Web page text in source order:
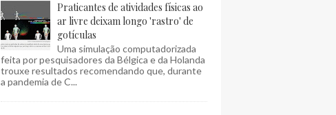
Praticantes de atividades físicas ao
ar livre deixam longo 'rastro' de
gotículas
Uma simulação computadorizada
feita por pesquisadores da Bélgica e da Holanda
trouxe resultados recomendando que, durante
a pandemia de C...